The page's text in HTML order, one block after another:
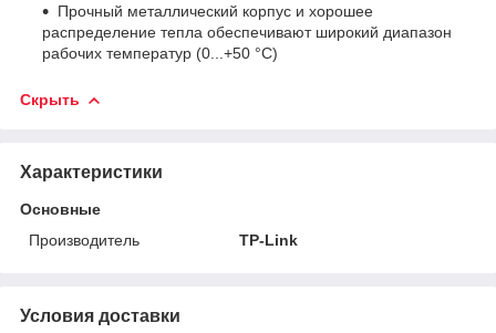
Прочный металлический корпус и хорошее
распределение тепла обеспечивают широкий диапазон
рабочих температур (0...+50 °C)
Скрыть
Характеристики
Основные
Производитель
TP-Link
Условия доставки